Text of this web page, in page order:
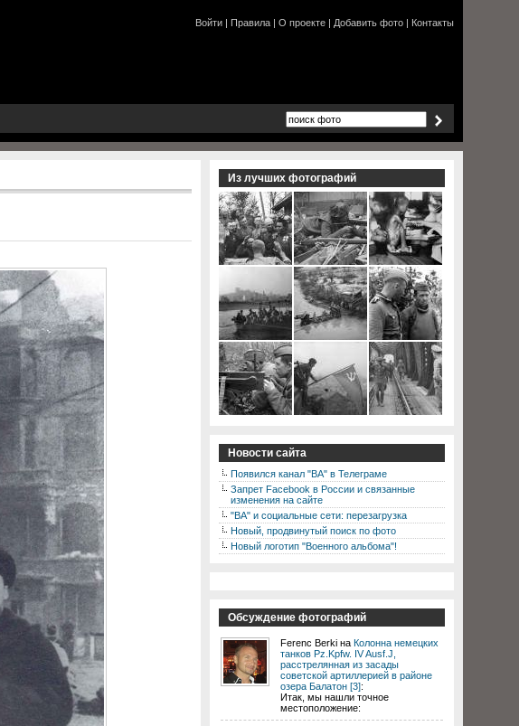
Войти | Правила | О проекте | Добавить фото | Контакты
Из лучших фотографий
Новости сайта
Появился канал "ВА" в Телеграме
Запрет Facebook в России и связанные
изменения на сайте
"ВА" и социальные сети: перезагрузка
Новый, продвинутый поиск по фото
Новый логотип "Военного альбома"!
Обсуждение фотографий
Ferenc Berki на Колонна немецких
танков Pz.Kpfw. IV Ausf.J,
расстрелянная из засады
советской артиллерией в районе
озера Балатон [3]:
Итак, мы нашли точное
местоположение: